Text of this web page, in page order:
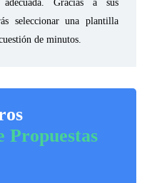
Gracias a sus
seleccionar una plantilla
de minutos.
Propuestas